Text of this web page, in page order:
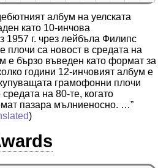
албум на уелската
като 10-инчова
1957 г. чрез лейбъла Филипс
плочи са новост в средата на
е бързо въведен като формат за
години 12-инчовият албум е
грамофонни плочи
на 80-те, когато
пазара мълниеносно. …”
)